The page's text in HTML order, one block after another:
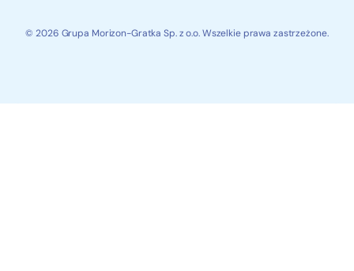
© 2026 Grupa Morizon-Gratka Sp. z o.o. Wszelkie prawa zastrzeżone.